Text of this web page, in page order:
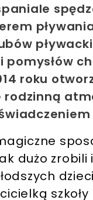
pomysłów
roku
rodzinną
dużo zrobili